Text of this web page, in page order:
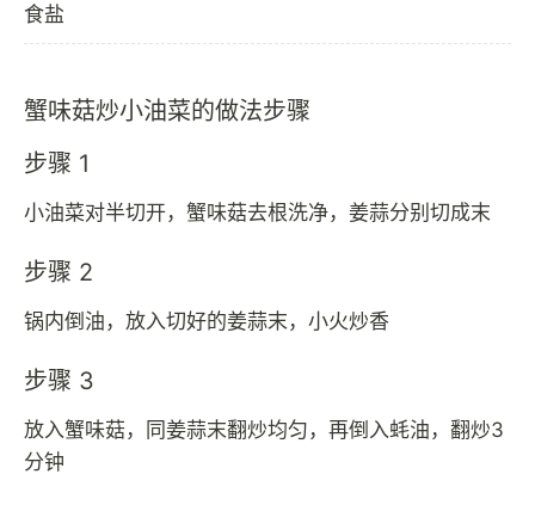
食盐
蟹味菇炒小油菜的做法步骤
步骤 1
小油菜对半切开，蟹味菇去根洗净，姜蒜分别切成末
步骤 2
锅内倒油，放入切好的姜蒜末，小火炒香
步骤 3
放入蟹味菇，同姜蒜末翻炒均匀，再倒入蚝油，翻炒3
分钟